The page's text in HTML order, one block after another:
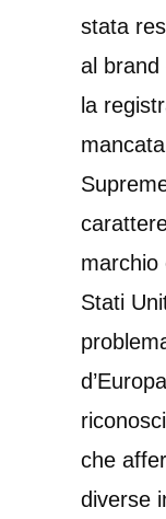
stata
al brand
la
marchio
Stati
che
diverse